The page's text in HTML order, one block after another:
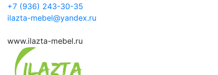
+7 (936) 243-30-35
ilazta-mebel@yandex.ru
www.ilazta-mebel.ru